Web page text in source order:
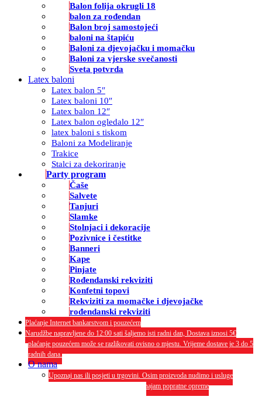
Balon folija okrugli 18
balon za rođendan
Balon broj samostojeći
baloni na štapiću
Baloni za djevojačku i momačku
Baloni za vjerske svečanosti
Sveta potvrda
Latex baloni
Latex balon 5″
Latex baloni 10″
Latex balon 12″
Latex balon ogledalo 12″
latex baloni s tiskom
Baloni za Modeliranje
Trakice
Stalci za dekoriranje
Party program
Čaše
Salvete
Tanjuri
Slamke
Stolnjaci i dekoracije
Pozivnice i čestitke
Banneri
Kape
Pinjate
Rođendanski rekviziti
Konfetni topovi
Rekviziti za momačke i djevojačke
rođendanski rekviziti
Plaćanje Internet bankarstvom i pouzećem
Narudžbe napravljene do 12:00 sati šaljemo isti radni dan, Dostava iznosi 5€
plaćanje pouzećem može se razlikovati ovisno o mjestu. Vrijeme dostave je 3 do 5
radnih dana.
O nama
Upoznaj nas ili posjeti u trgovini. Osim proizvoda nudimo i usluge
dekoriranja interijera i eksterija te najam popratne opreme